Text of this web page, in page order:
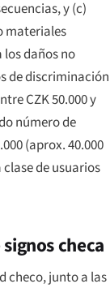
y (c)
materiales
daños no
de discriminación
CZK 50.000 y
número de
(aprox. 40.000
de usuarios
checa
checo, junto a las